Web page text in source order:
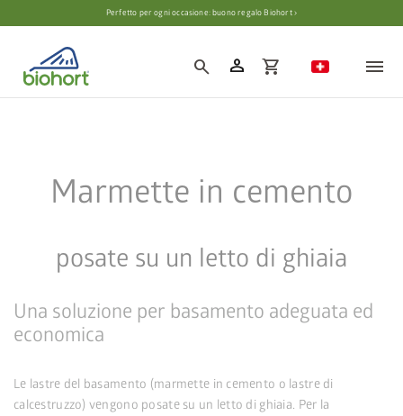
Impostazioni cookiePerfetto per ogni occasione: buono regalo Biohort ›
search person shopping_cart
Marmette in cemento
posate su un letto di ghiaia
Una soluzione per basamento adeguata ed
economica
Le lastre del basamento (marmette in cemento o lastre di
calcestruzzo) vengono posate su un letto di ghiaia. Per la